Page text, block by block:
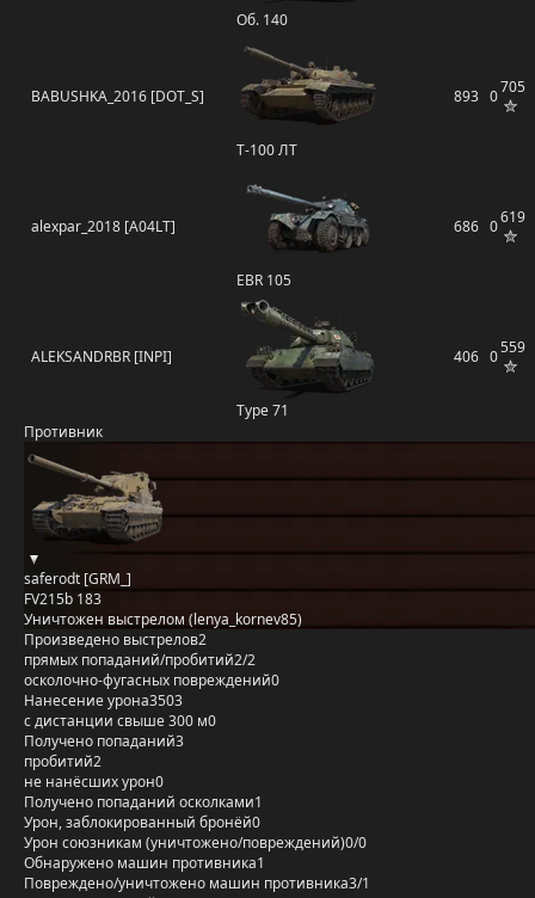
Об. 140
BABUSHKA_2016 [DOT_S]
Т-100 ЛТ
893 0705
alexpar_2018 [A04LT]
EBR 105
686 0619
ALEKSANDRBR [INPI]
Type 71
406 0559
Противник
saferodt [GRM_]
FV215b 183
Уничтожен выстрелом (lenya_kornev85)
Произведено выстрелов2
прямых попаданий/пробитий2/2
осколочно-фугасных повреждений0
Нанесение урона3503
с дистанции свыше 300 м0
Получено попаданий3
пробитий2
не нанёсших урон0
Получено попаданий осколками1
Урон, заблокированный бронёй0
Урон союзникам (уничтожено/повреждений)0/0
Обнаружено машин противника1
Повреждено/уничтожено машин противника3/1